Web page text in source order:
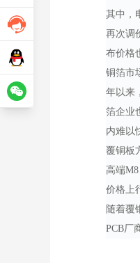
其中，
再次调
布价格
铜箔市
年以来
箔企业
内难以
覆铜板
高端
价格上
随着覆
PCB厂